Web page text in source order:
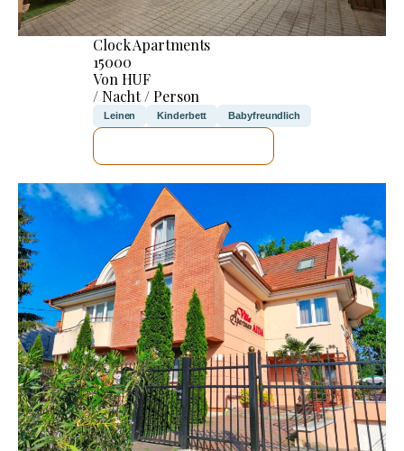
Clock Apartments
15000
Von HUF
/ Nacht / Person
Leinen Kinderbett Babyfreundlich